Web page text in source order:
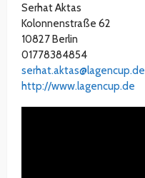
Serhat Aktas
Kolonnenstraße 62
10827 Berlin
01778384854
serhat.aktas@lagencup.de
http://www.lagencup.de